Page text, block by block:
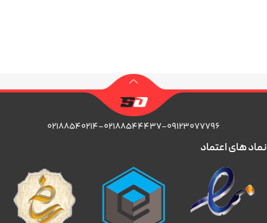
۰۲۱۸۸۵۴۰۲۱۴-۰۲۱۸۸۵۴۴۴۳۷-۰۹۱۲۳۰۷۷۷۹۶
نماد های اعتماد